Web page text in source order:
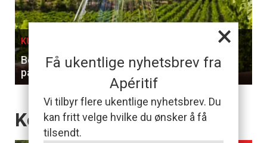
×
Få ukentlige nyhetsbrev fra
Apéritif
Vi tilbyr flere ukentlige nyhetsbrev. Du
kan fritt velge hvilke du ønsker å få
tilsendt.
single
KURS I OSLO, 26. AUGUST
Benytt sjansen til å smake og lære forskjellen
på hvitviner
Events
Kommende Kurs